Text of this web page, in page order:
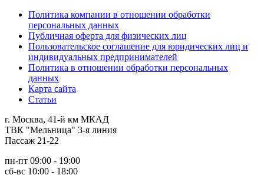
Политика компании в отношении обработки
персональных данных
Публичная оферта для физических лиц
Пользовательское соглашение для юридических лиц и
индивидуальных предпринимателей
Политика в отношении обработки персональных
данных
Карта сайта
Статьи
г. Москва, 41-й км МКАД
ТВК "Мельница" 3-я линия
Пассаж 21-22
пн-пт 09:00 - 19:00
сб-вс 10:00 - 18:00